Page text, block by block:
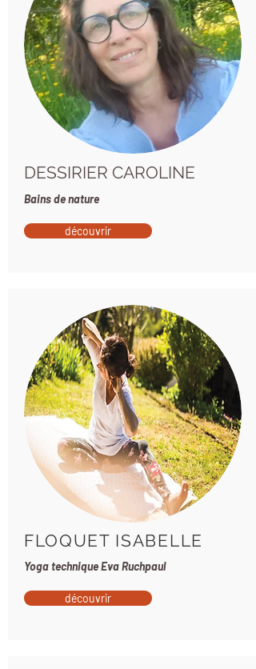
DESSIRIER CAROLINE
Bains de nature
découvrir
FLOQUET ISABELLE
Yoga technique Eva Ruchpaul
découvrir